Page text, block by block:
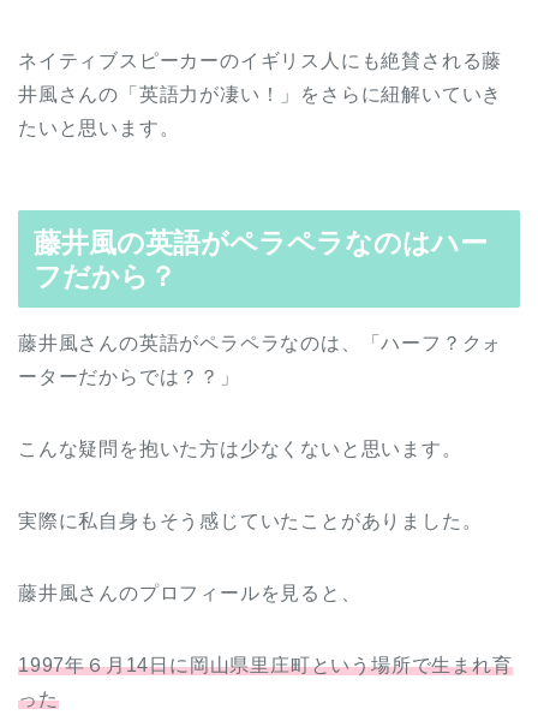
ネイティブスピーカーのイギリス人にも絶賛される藤
井風さんの「英語力が凄い！」をさらに紐解いていき
たいと思います。
藤井風の英語がペラペラなのはハー
フだから？
藤井風さんの英語がペラペラなのは、「ハーフ？クォ
ーターだからでは？？」
こんな疑問を抱いた方は少なくないと思います。
実際に私自身もそう感じていたことがありました。
藤井風さんのプロフィールを見ると、
1997年６月14日に岡山県里庄町という場所で生まれ育
った